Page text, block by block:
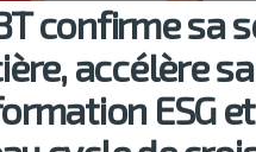
confirme sa
accélère sa
ESG